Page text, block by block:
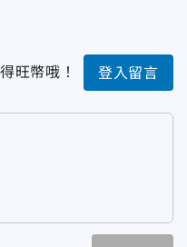
旺幣哦！ 登入留言